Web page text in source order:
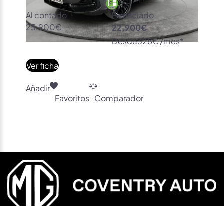
Al contado
25.900€
Financiado
22.900€
Desde328€ /mes*
Ver ficha
Añadir
Favoritos Comparador